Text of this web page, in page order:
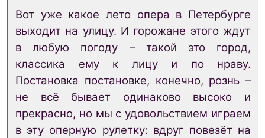
Вот уже какое лето опера в Петербурге
выходит на улицу. И горожане этого ждут
в любую погоду – такой это город,
классика ему к лицу и по нраву.
Постановка постановке, конечно, рознь –
не всё бывает одинаково высоко и
прекрасно, но мы с удовольствием играем
в эту оперную рулетку: вдруг повезёт на